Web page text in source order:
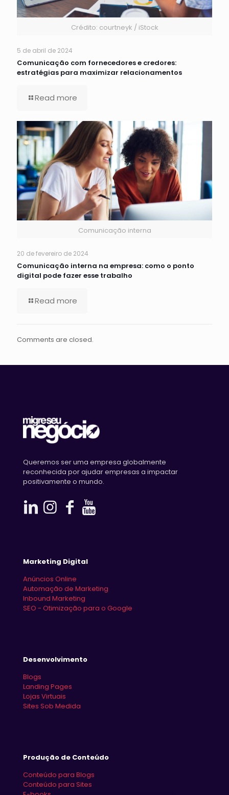
Crédito: courtneyk / iStock
5 de abril de 2024
Comunicação com fornecedores e credores:
estratégias para maximizar relacionamentos
Read more
Comunicação interna
20 de fevereiro de 2024
Comunicação interna na empresa: como o ponto
digital pode fazer esse trabalho
Read more
Comments are closed.
Queremos ser uma empresa globalmente
reconhecida por ajudar empresas a impactar
positivamente o mundo.
Marketing Digital
Anúncios Online
Automação de Marketing
Inbound Marketing
SEO - Otimização para o Google
Desenvolvimento
Blogs
Landing Pages
Lojas Virtuais
Sites Sob Medida
Produção de Conteúdo
Conteúdo para Blogs
Conteúdo para Sites